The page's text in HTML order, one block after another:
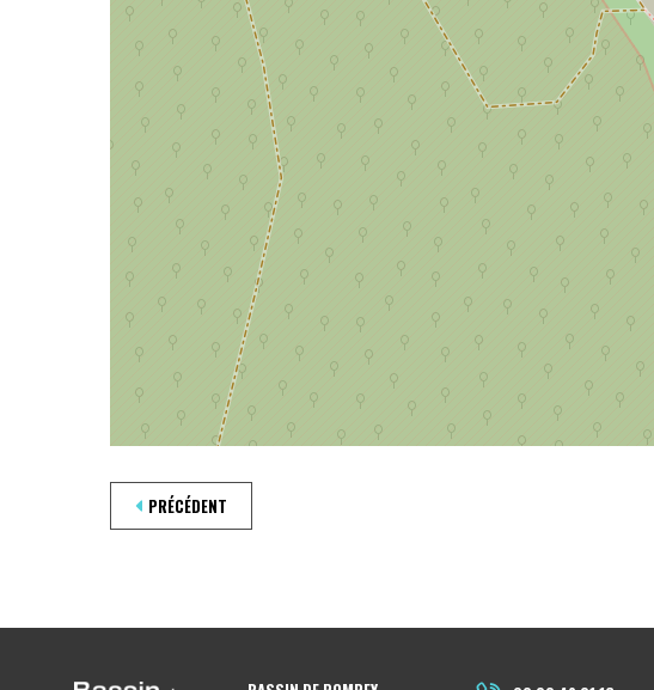
PRÉCÉDENT